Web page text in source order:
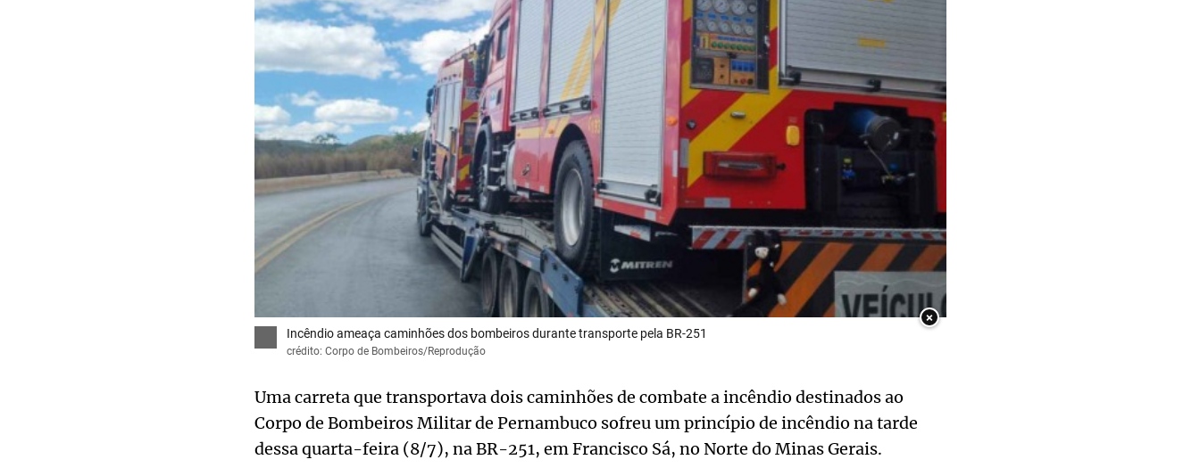
×
Incêndio ameaça caminhões dos bombeiros durante transporte pela BR-251
crédito: Corpo de Bombeiros/Reprodução
Uma carreta que transportava dois caminhões de combate a incêndio destinados ao
Corpo de Bombeiros Militar de Pernambuco sofreu um princípio de incêndio na tarde
dessa quarta-feira (8/7), na BR-251, em Francisco Sá, no Norte do Minas Gerais.